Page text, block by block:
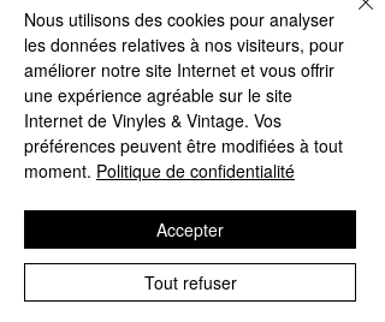
3
The Remedy (I Won't Worry)
4
Who Needs Shelter
Curbside Prophet
Sleep All Day
7
Too Much Food
Absolutely Zero
On Love, In Sadness
11 The Boy's Gone
Tonight, Not Again
Article : 7559-62829-2
Nous utilisons des cookies pour analyser
les données relatives à nos visiteurs, pour
améliorer notre site Internet et vous offrir
une expérience agréable sur le site
Internet de Vinyles & Vintage. Vos
préférences peuvent être modifiées à tout
moment. Politique de confidentialité
Tout refuser
Accepter